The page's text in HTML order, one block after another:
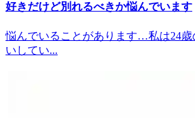
好きだけど別れるべきか悩んでいます
悩んでいることがあります…私は24歳
いしてい...